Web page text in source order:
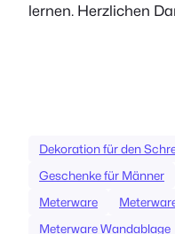
lernen. Herzlichen
Dekoration für den
Geschenke für Männer
Meterware
Meterware Wandablage